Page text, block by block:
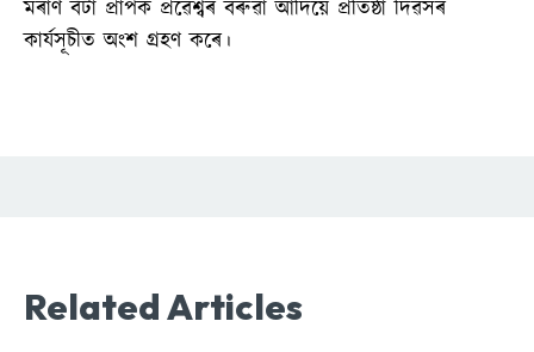
মৰাণ বঁটা প্ৰাপক প্ৰৱেশ্বৰ বৰুৱা আদিয়ে প্ৰতিষ্ঠা দিৱসৰ
কাৰ্যসূচীত অংশ গ্ৰহণ কৰে।
Related Articles